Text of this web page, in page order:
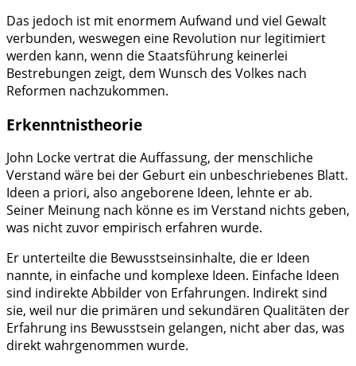
Das jedoch ist mit enormem Aufwand und viel Gewalt
verbunden, weswegen eine Revolution nur legitimiert
werden kann, wenn die Staatsführung keinerlei
Bestrebungen zeigt, dem Wunsch des Volkes nach
Reformen nachzukommen.
Erkenntnistheorie
John Locke vertrat die Auffassung, der menschliche
Verstand wäre bei der Geburt ein unbeschriebenes Blatt.
Ideen a priori, also angeborene Ideen, lehnte er ab.
Seiner Meinung nach könne es im Verstand nichts geben,
was nicht zuvor empirisch erfahren wurde.
Er unterteilte die Bewusstseinsinhalte, die er Ideen
nannte, in einfache und komplexe Ideen. Einfache Ideen
sind indirekte Abbilder von Erfahrungen. Indirekt sind
sie, weil nur die primären und sekundären Qualitäten der
Erfahrung ins Bewusstsein gelangen, nicht aber das, was
direkt wahrgenommen wurde.